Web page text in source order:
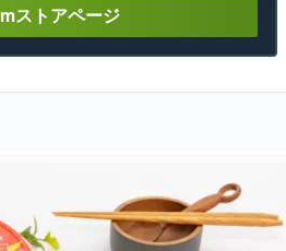
ストアページ